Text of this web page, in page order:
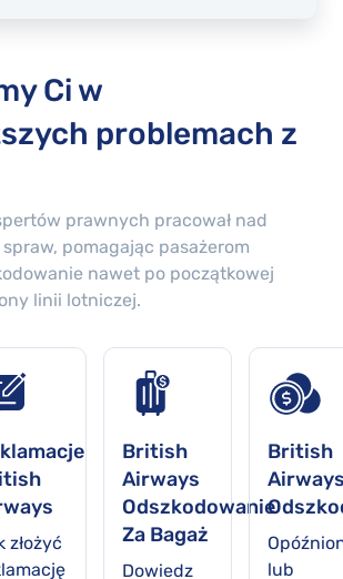
Ci w
problemach z
prawnych pracował nad
spraw, pomagając pasażerom
nawet po początkowej
linii lotniczej.
złożyć
British
Airways
Odszkodowanie
Za Bagaż
Dowiedz
British
lub